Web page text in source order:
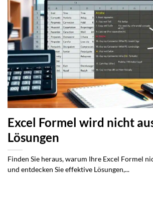
Excel Formel wird nicht
Lösungen
Finden Sie heraus, warum Ihre Excel Formel
und entdecken Sie effektive Lösungen,...